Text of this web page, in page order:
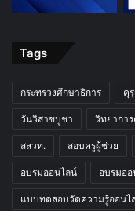
Tags
กระทรวงศึกษาธิการ คุ
วันวิสาขบูชา วิทยากา
สสวท. สอบครูผู้ช่วย
อบรมออนไลน์ อบรมอ
แบบทดสอบวัดความรู้ออนไ